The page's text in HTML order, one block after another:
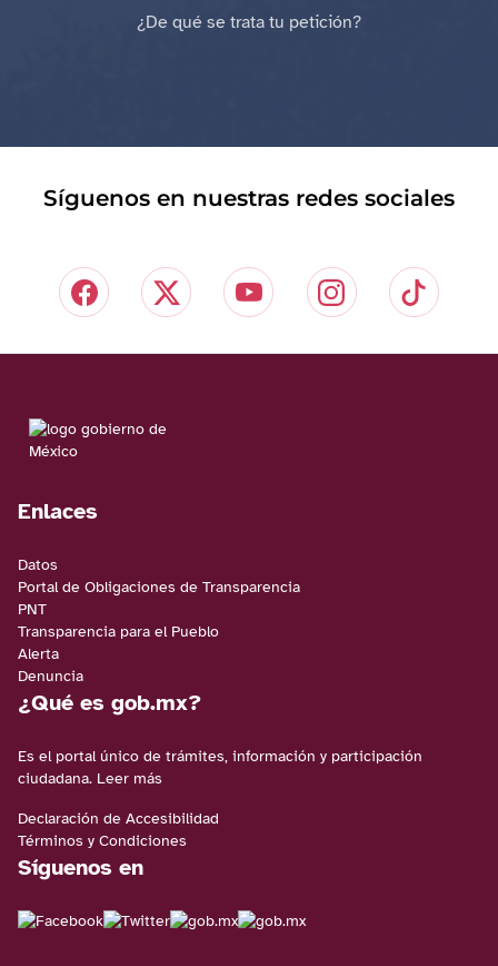
¿De qué se trata tu petición?
Síguenos en nuestras redes sociales
Enlaces
Datos
Portal de Obligaciones de Transparencia
PNT
Transparencia para el Pueblo
Alerta
Denuncia
¿Qué es gob.mx?
Es el portal único de trámites, información y participación
ciudadana. Leer más
Declaración de Accesibilidad
Términos y Condiciones
Síguenos en